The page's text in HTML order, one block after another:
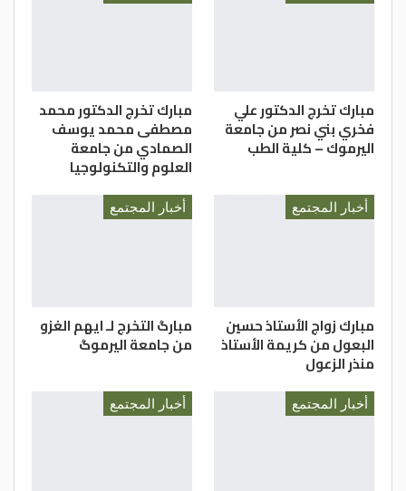
مبارك تخرج الدكتور علي
فخري بني نصر من جامعة
اليرموك – كلية الطب
مبارك تخرج الدكتور محمد
مصطفى محمد يوسف
الصمادي من جامعة
العلوم والتكنولوجيا
أخبار المجتمع
مبارك زواج الأستاذ حسين
البعول من كريمة الأستاذ
منذر الزعول
أخبار المجتمع
مبارگ التخرج لـ ايهم الغزو
من جامعة اليرموگ
أخبار المجتمع أخبار المجتمع